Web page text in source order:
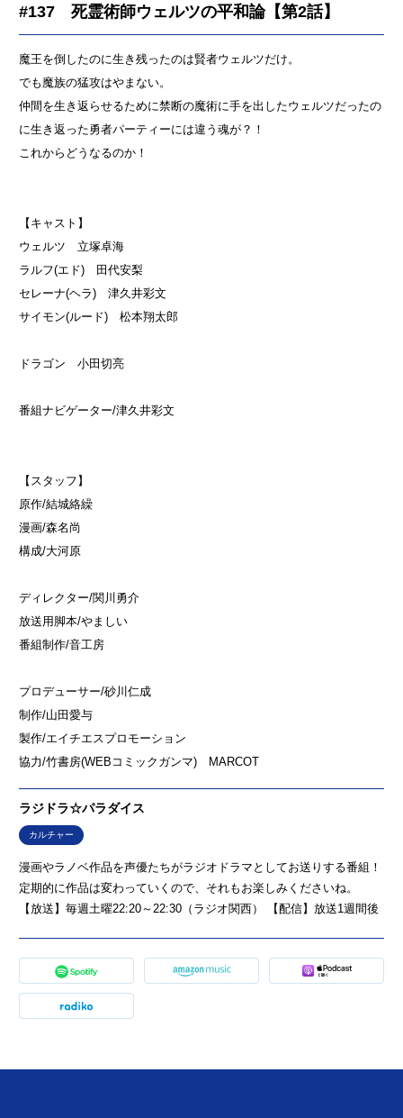
#137 死霊術師ウェルツの平和論【第2話】
魔王を倒したのに生き残ったのは賢者ウェルツだけ。
でも魔族の猛攻はやまない。
仲間を生き返らせるために禁断の魔術に手を出したウェルツだったの
に生き返った勇者パーティーには違う魂が？！
これからどうなるのか！
【キャスト】
ウェルツ 立塚卓海
ラルフ(エド) 田代安梨
セレーナ(ヘラ) 津久井彩文
サイモン(ルード) 松本翔太郎
ドラゴン 小田切亮
番組ナビゲーター/津久井彩文
【スタッフ】
原作/結城絡繰
漫画/森名尚
構成/大河原
ディレクター/関川勇介
放送用脚本/やましい
番組制作/音工房
プロデューサー/砂川仁成
制作/山田愛与
製作/エイチエスプロモーション
協力/竹書房(WEBコミックガンマ) MARCOT
ラジドラ☆パラダイス
カルチャー
漫画やラノベ作品を声優たちがラジオドラマとしてお送りする番組！
定期的に作品は変わっていくので、それもお楽しみくださいね。
【放送】毎週土曜22:20～22:30（ラジオ関西） 【配信】放送1週間後